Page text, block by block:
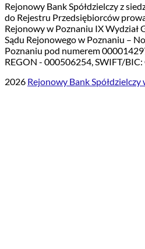
Rejonowy Bank Spółdzielczy z
do Rejestru Przedsiębiorców
Rejonowy w Poznaniu IX Wydział
Sądu Rejonowego w Poznaniu –
Poznaniu pod numerem
REGON - 000506254, SWIFT/
2026 Rejonowy Bank